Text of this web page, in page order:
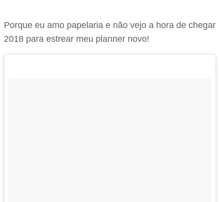
Porque eu amo papelaria e não vejo a hora de chegar
2018 para estrear meu planner novo!